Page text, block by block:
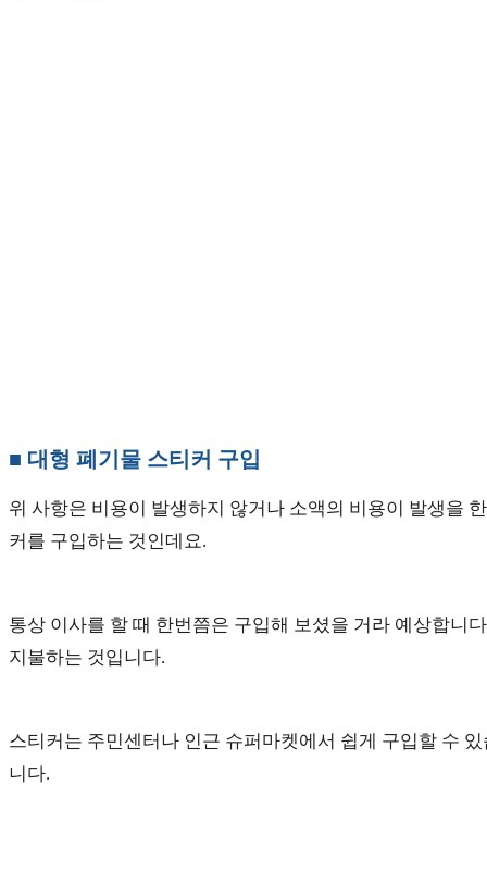
■ 대형 폐기물 스티커 구입
위 사항은 비용이 발생하지 않거나 소액의 비용이 발생을
커를 구입하는 것인데요.
통상 이사를 할 때 한번쯤은 구입해 보셨을 거라 예상합니
지불하는 것입니다.
스티커는 주민센터나 인근 슈퍼마켓에서 쉽게 구입할 수
니다.